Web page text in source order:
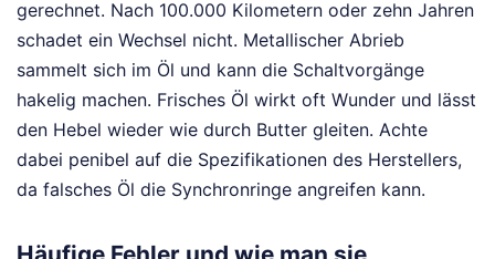
gerechnet. Nach 100.000 Kilometern oder zehn Jahren
schadet ein Wechsel nicht. Metallischer Abrieb
sammelt sich im Öl und kann die Schaltvorgänge
hakelig machen. Frisches Öl wirkt oft Wunder und lässt
den Hebel wieder wie durch Butter gleiten. Achte
dabei penibel auf die Spezifikationen des Herstellers,
da falsches Öl die Synchronringe angreifen kann.